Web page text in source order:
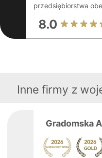
przedsiębiorstwa
8.0
Inne firmy z
Gradomska